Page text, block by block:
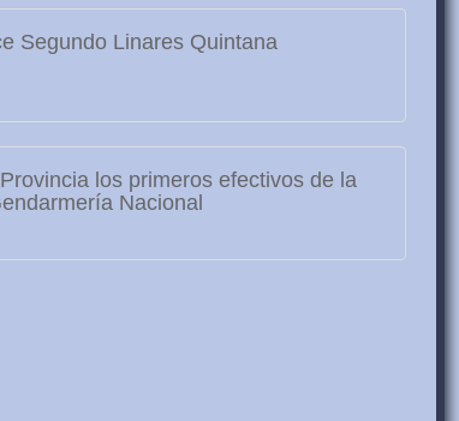
Segundo Linares Quintana
los primeros efectivos de la
Nacional